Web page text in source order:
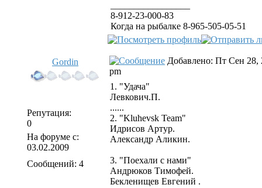
8-912-23-000-83
Когда на рыбалке 8-965-505-05-51
Gordin
Репутация:
0
На форуме с:
03.02.2009
Сообщений: 4
Добавлено: Пт Сен 28,
pm
1. "Удача"
Левкович.П.
......
2. "Kluhevsk Team"
Идрисов Артур.
Александр Аликин.
3. "Поехали с нами"
Андрюков Тимофей.
Бекленищев Евгений .